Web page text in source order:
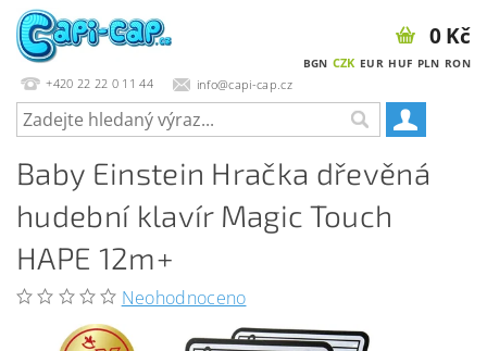
+420 22 22 0 11 44 info@capi-cap.cz
BGN CZK EUR HUF PLN RON
0 Kč
Baby Einstein Hračka dřevěná
hudební klavír Magic Touch
HAPE 12m+
Neohodnoceno